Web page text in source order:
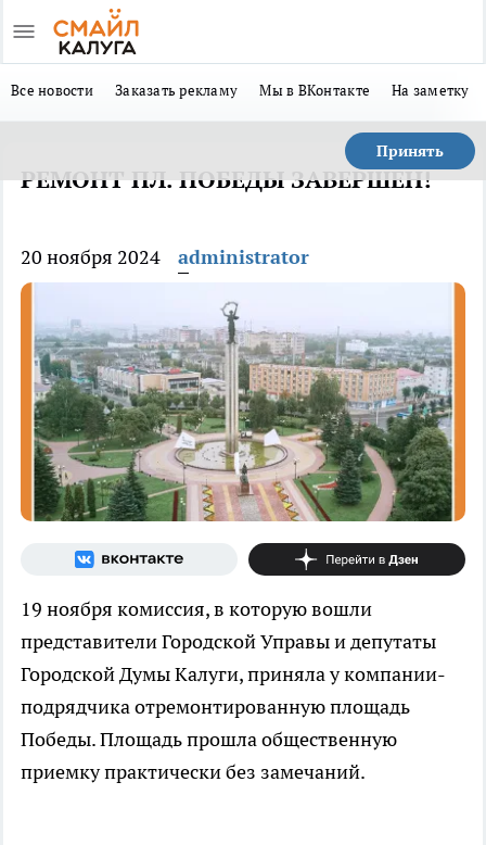
Все новости Заказать рекламу Мы в ВКонтакте На заметку
Принять
РЕМОНТ ПЛ. ПОБЕДЫ ЗАВЕРШЕН!
20 ноября 2024 administrator
19 ноября комиссия, в которую вошли
представители Городской Управы и депутаты
Городской Думы Калуги, приняла у компании-
подрядчика отремонтированную площадь
Победы. Площадь прошла общественную
приемку практически без замечаний.